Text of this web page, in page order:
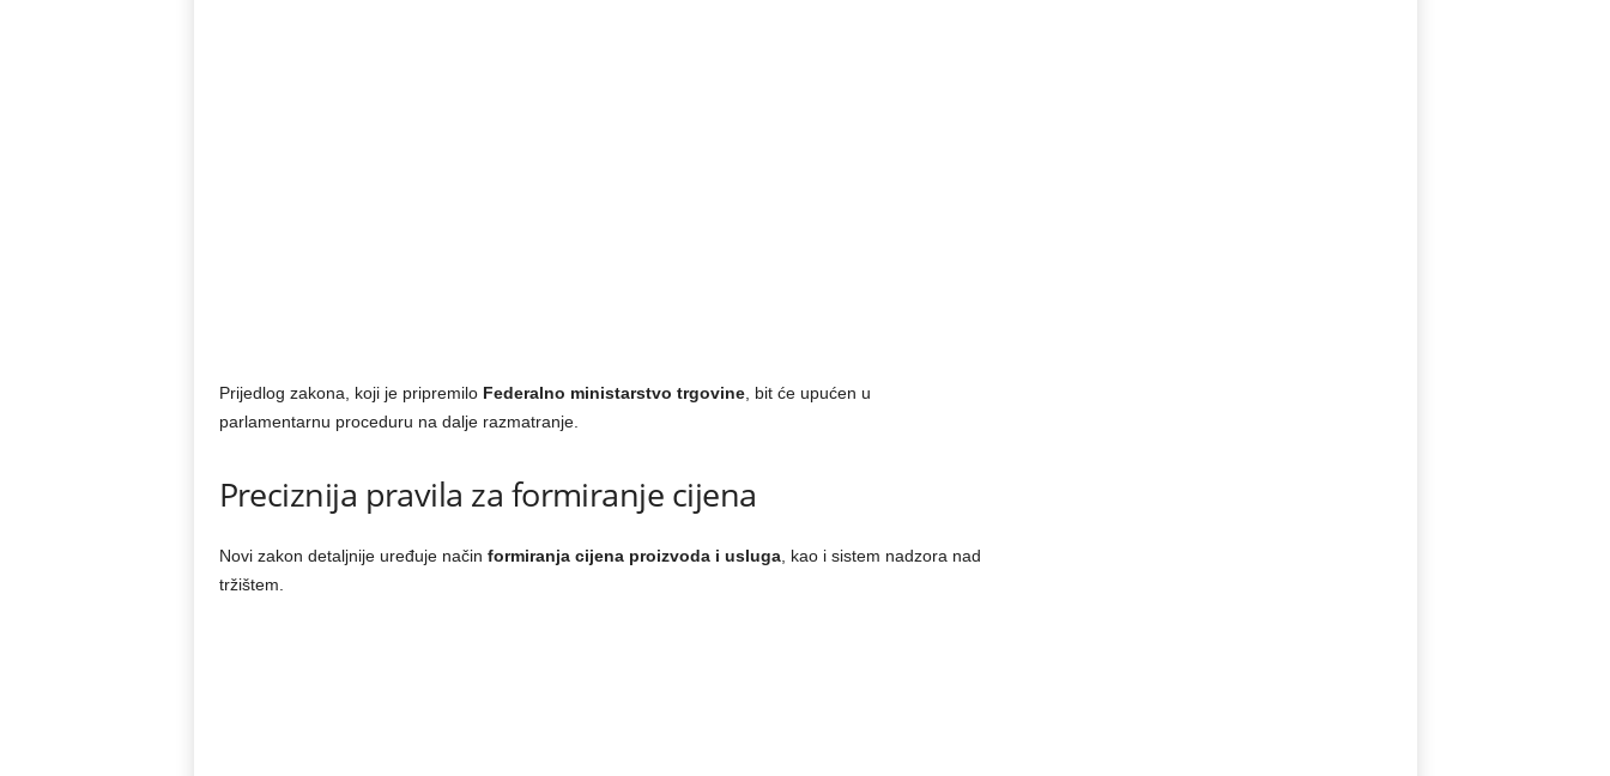
Prijedlog zakona, koji je pripremilo Federalno ministarstvo trgovine, bit će upućen u
parlamentarnu proceduru na dalje razmatranje.
Preciznija pravila za formiranje cijena
Novi zakon detaljnije uređuje način formiranja cijena proizvoda i usluga, kao i sistem nadzora nad
tržištem.